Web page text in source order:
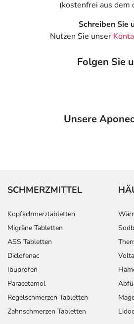
(kostenfrei aus dem
Schreiben Sie
Nutzen Sie unser
Folgen Sie
Unsere
SCHMERZMITTEL
Kopfschmerztabletten
Migräne Tabletten
ASS Tabletten
Diclofenac
Ibuprofen
Paracetamol
Regelschmerzen Tabletten
Zahnschmerzen Tabletten